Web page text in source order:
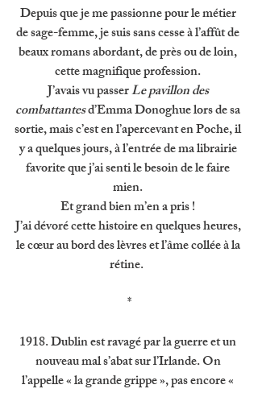
Depuis que je me passionne pour le métier
de sage-femme, je suis sans cesse à l’affût de
beaux romans abordant, de près ou de loin,
cette magnifique profession.
J’avais vu passer Le pavillon des
combattantes d’Emma Donoghue lors de sa
sortie, mais c’est en l’apercevant en Poche, il
y a quelques jours, à l’entrée de ma librairie
favorite que j’ai senti le besoin de le faire
mien.
Et grand bien m’en a pris !
J’ai dévoré cette histoire en quelques heures,
le cœur au bord des lèvres et l’âme collée à la
rétine.
*
1918. Dublin est ravagé par la guerre et un
nouveau mal s’abat sur l’Irlande. On
l’appelle « la grande grippe », pas encore «